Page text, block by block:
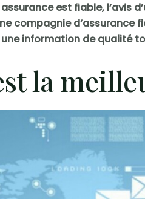
est fiable, l’avis
compagnie
information de qualité
la